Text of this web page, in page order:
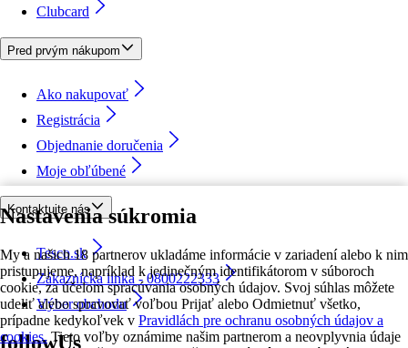
Nastavenia súkromia
My a našich 18 partnerov ukladáme informácie v zariadení alebo k nim
pristupujeme, napríklad k jedinečným identifikátorom v súboroch
cookie, za účelom spracúvania osobných údajov. Svoj súhlas môžete
udeliť alebo spravovať voľbou Prijať alebo Odmietnuť všetko,
prípadne kedykoľvek v Pravidlách pre ochranu osobných údajov a
cookies. Tieto voľby oznámime našim partnerom a neovplyvnia údaje
Clubcard
Pred prvým nákupom
Ako nakupovať
Registrácia
Objednanie doručenia
Moje obľúbené
Kontaktujte nás
Tesco.sk
Zákaznícka linka - 0800222333
Výber obchodu
followUs